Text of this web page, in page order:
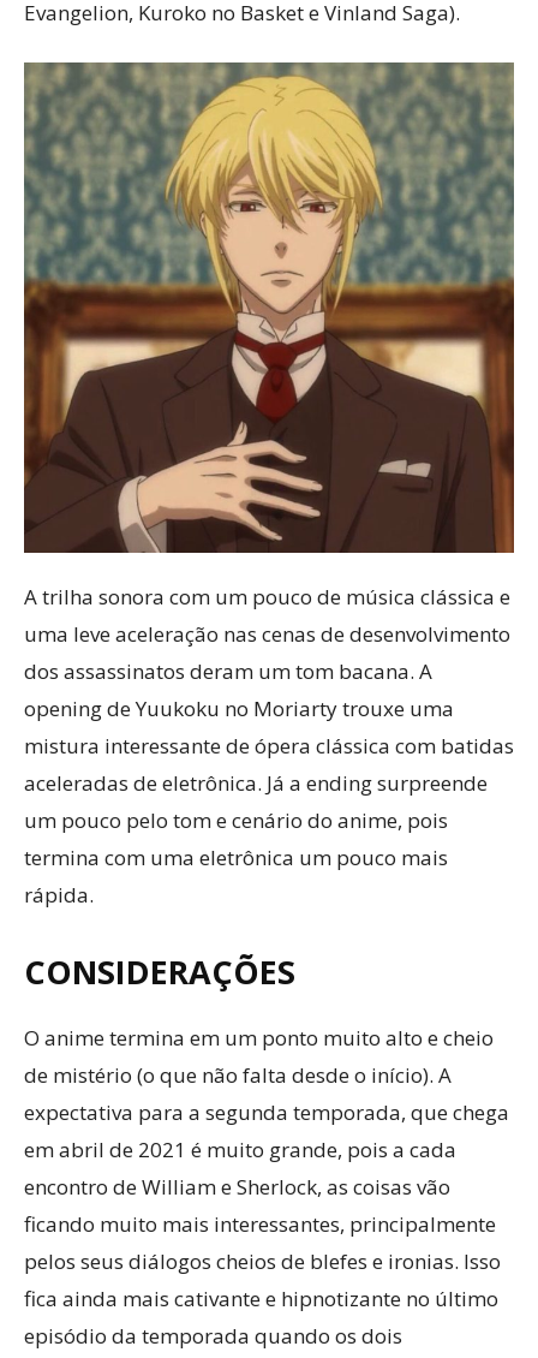
Evangelion, Kuroko no Basket e Vinland Saga).
A trilha sonora com um pouco de música clássica e
uma leve aceleração nas cenas de desenvolvimento
dos assassinatos deram um tom bacana. A
opening de Yuukoku no Moriarty trouxe uma
mistura interessante de ópera clássica com batidas
aceleradas de eletrônica. Já a ending surpreende
um pouco pelo tom e cenário do anime, pois
termina com uma eletrônica um pouco mais
rápida.
CONSIDERAÇÕES
O anime termina em um ponto muito alto e cheio
de mistério (o que não falta desde o início). A
expectativa para a segunda temporada, que chega
em abril de 2021 é muito grande, pois a cada
encontro de William e Sherlock, as coisas vão
ficando muito mais interessantes, principalmente
pelos seus diálogos cheios de blefes e ironias. Isso
fica ainda mais cativante e hipnotizante no último
episódio da temporada quando os dois